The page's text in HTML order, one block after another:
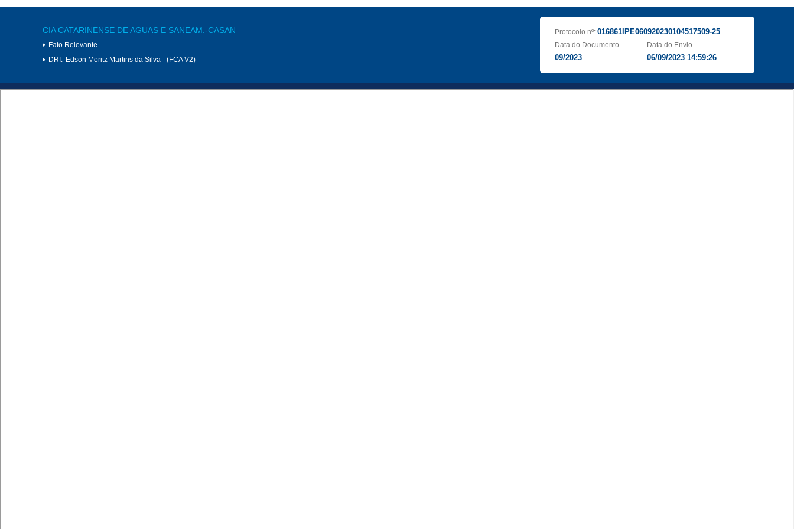
CIA CATARINENSE DE AGUAS E SANEAM.-CASAN
Fato Relevante
DRI: Edson Moritz Martins da Silva - (FCA V2)
Protocolo nº: 016861IPE060920230104517509-25
Data do Documento
09/2023
Data do Envio
06/09/2023 14:59:26